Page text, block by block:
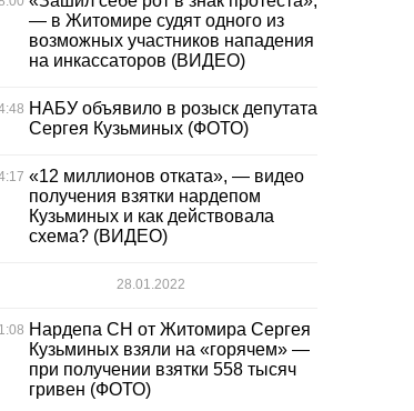
— в Житомире судят одного из
возможных участников нападения
на инкассаторов (ВИДЕО)
НАБУ объявило в розыск депутата
Сергея Кузьминых (ФОТО)
«12 миллионов отката», — видео
получения взятки нардепом
Кузьминых и как действовала
схема? (ВИДЕО)
28.01.2022
Нардепа СН от Житомира Сергея
Кузьминых взяли на «горячем» —
при получении взятки 558 тысяч
гривен (ФОТО)